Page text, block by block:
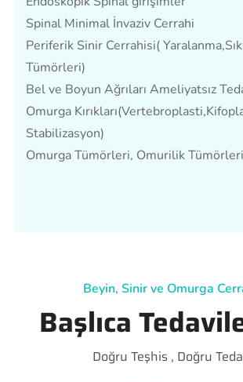
Spinal Minimal İnvaziv Cerrahi
Periferik Sinir Cerrahisi(
Tümörleri)
Bel ve Boyun Ağrıları Ameliyatsız
Omurga
Stabilizasyon)
Omurga Tümörleri, Omurilik Tümörleri
Beyin, Sinir ve Omurga
Başlıca
Doğru Teşhis , Doğru